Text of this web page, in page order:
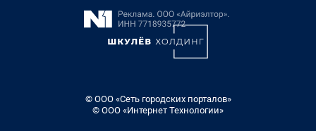
© ООО «Сеть городских порталов»
© ООО «Интернет Технологии»